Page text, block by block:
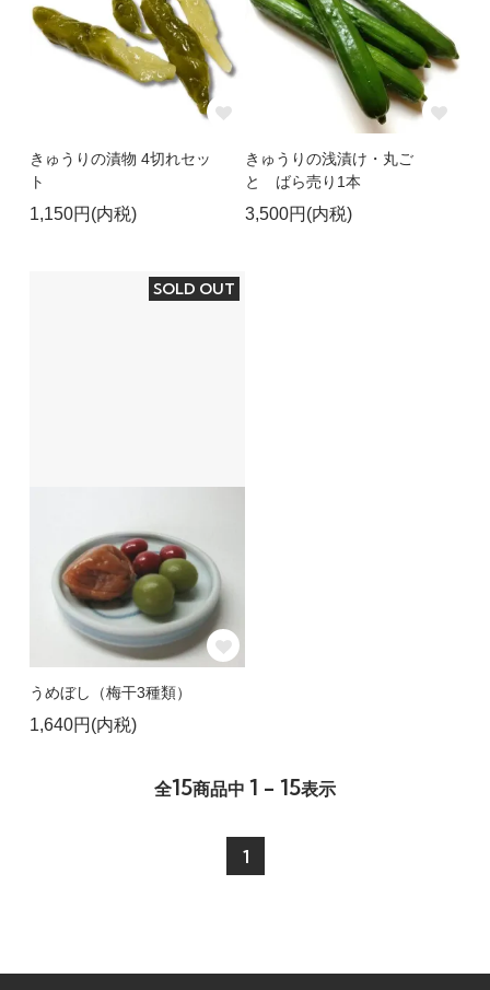
きゅうりの漬物 4切れセッ
ト
1,150円(内税)
きゅうりの浅漬け・丸ご
と ばら売り1本
3,500円(内税)
SOLD OUT
うめぼし（梅干3種類）
1,640円(内税)
全15商品中 1 - 15表示
1